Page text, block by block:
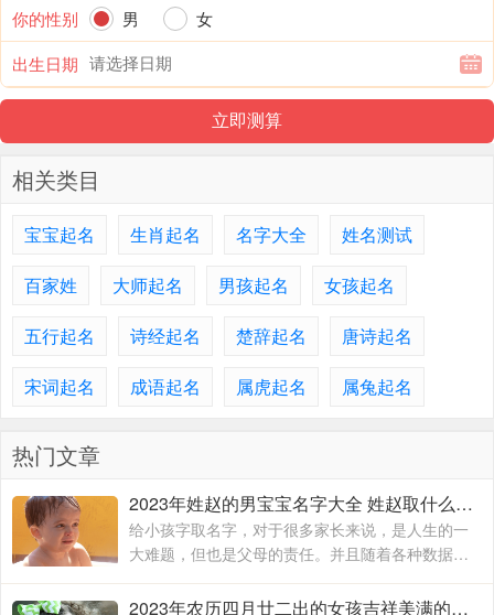
你的性别 男
女
出生日期
相关类目
宝宝起名 生肖起名 名字大全
姓名测试
百家姓
大师起名 男孩起名
女孩起名
五行起名
诗经起名 楚辞起名
唐诗起名
宋词起名
成语起名 属虎起名 属兔起名
热门文章
2023年姓赵的男宝宝名字大全 姓赵取什么名字好
给小孩字取名字，对于很多家长来说，是人生的一
大难题，但也是父母的责任。并且随着各种数据的
显示和分享，父母们更不会随意给小孩取名字。尤
其是给男孩子取名字，因为男孩长大后
2023年农历四月廿二出的女孩吉祥美满的名字 兔女宝宝取名好听又吉利